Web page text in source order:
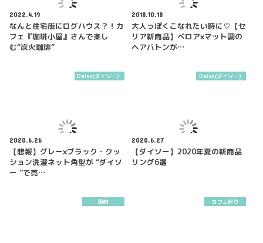
2022.4.19
なんと住宅街にログハウス？！カ
フェ『珈琲小屋』さんで楽し
む“炭火珈琲”
2018.10.18
大人っぽくこなれたい時に♡【セ
リア新商品】ベロア×マット調の
ヘアバトンが…
Daiso(ダイソー）
2020.6.26
【悲報】グレー×ブラック・クッ
ション洗濯ネット角型が “ダイソ
ー ”で売…
Daiso(ダイソー）
2020.6.27
【ダイソー】2020年夏の新商品
リング6選
節約 カフェ巡り